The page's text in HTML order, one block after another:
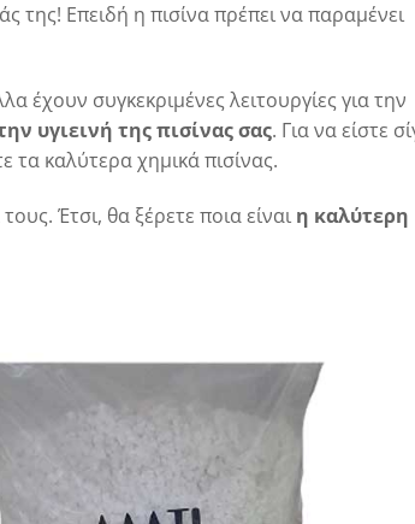
της! Επειδή η πισίνα πρέπει να παραμένει
συγκεκριμένες λειτουργίες για την
υγιεινή της πισίνας σας. Για να είστε
τα καλύτερα χημικά πισίνας.
Έτσι, θα ξέρετε ποια είναι η καλύτερη